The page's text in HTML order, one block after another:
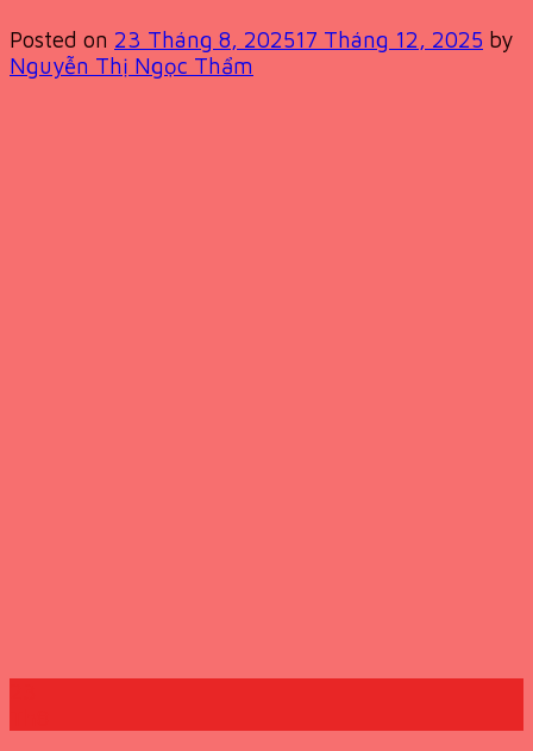
Posted on 23 Tháng 8, 202517 Tháng 12, 2025 by
Nguyễn Thị Ngọc Thẩm